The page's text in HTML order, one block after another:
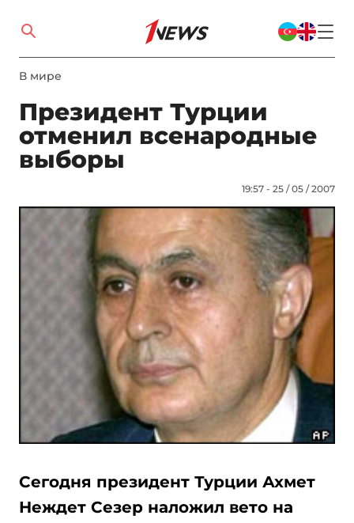
В мире
Президент Турции
отменил всенародные
выборы
19:57 - 25 / 05 / 2007
Сегодня президент Турции Ахмет
Неждет Сезер наложил вето на